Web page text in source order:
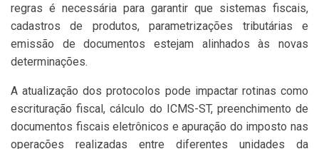
regras é necessária para garantir que sistemas fiscais,
cadastros de produtos, parametrizações tributárias e
emissão de documentos estejam alinhados às novas
determinações.
A atualização dos protocolos pode impactar rotinas como
escrituração fiscal, cálculo do ICMS-ST, preenchimento de
documentos fiscais eletrônicos e apuração do imposto nas
operações realizadas entre diferentes unidades da